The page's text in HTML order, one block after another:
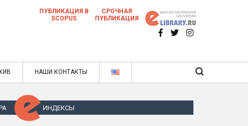
научных статей в ежемесячном научном
научном журнале
ПУБЛИКАЦИЯ В
SCOPUS
СРОЧНАЯ
ПУБЛИКАЦИЯ
НАШИ КОНТАКТЫ
ИНДЕКСЫ